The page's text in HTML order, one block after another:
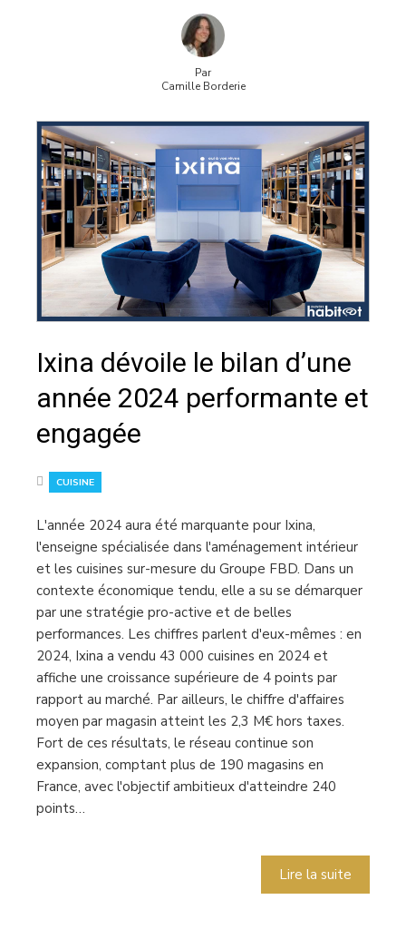
Par
Camille Borderie
Ixina dévoile le bilan d’une
année 2024 performante et
engagée
CUISINE
L'année 2024 aura été marquante pour Ixina,
l'enseigne spécialisée dans l'aménagement intérieur
et les cuisines sur-mesure du Groupe FBD. Dans un
contexte économique tendu, elle a su se démarquer
par une stratégie pro-active et de belles
performances. Les chiffres parlent d'eux-mêmes : en
2024, Ixina a vendu 43 000 cuisines en 2024 et
affiche une croissance supérieure de 4 points par
rapport au marché. Par ailleurs, le chiffre d'affaires
moyen par magasin atteint les 2,3 M€ hors taxes.
Fort de ces résultats, le réseau continue son
expansion, comptant plus de 190 magasins en
France, avec l'objectif ambitieux d'atteindre 240
points…
Lire la suite